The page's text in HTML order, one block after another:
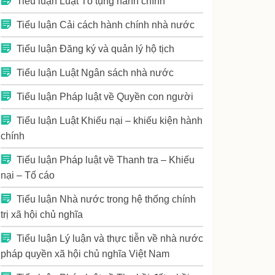
Tiểu luận Cải cách hành chính nhà nước
Tiểu luận Đăng ký và quản lý hộ tịch
Tiểu luận Luật Ngân sách nhà nước
Tiểu luận Pháp luật về Quyền con người
Tiểu luận Luật Khiếu nại – khiếu kiện hành
chính
Tiểu luận Pháp luật về Thanh tra – Khiếu
nại – Tố cáo
Tiểu luận Nhà nước trong hệ thống chính
trị xã hội chủ nghĩa
Tiểu luận Lý luận và thực tiễn về nhà nước
pháp quyền xã hội chủ nghĩa Việt Nam